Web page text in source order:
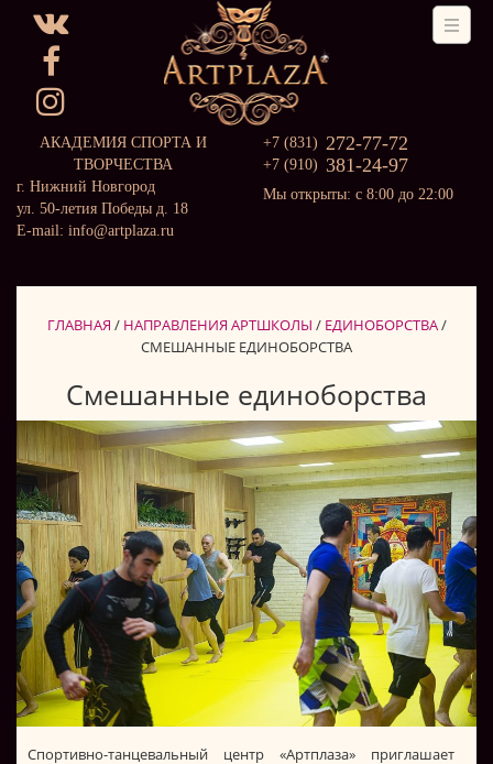
АКАДЕМИЯ СПОРТА И
ТВОРЧЕСТВА
г. Нижний Новгород
ул. 50-летия Победы д. 18
E-mail: info@artplaza.ru
+7 (831) 272-77-72
+7 (910) 381-24-97
Мы открыты: с 8:00 до 22:00
ГЛАВНАЯ / НАПРАВЛЕНИЯ АРТШКОЛЫ / ЕДИНОБОРСТВА/
СМЕШАННЫЕ ЕДИНОБОРСТВА
Смешанные единоборства
Спортивно-танцевальный центр «Артплаза» приглашает